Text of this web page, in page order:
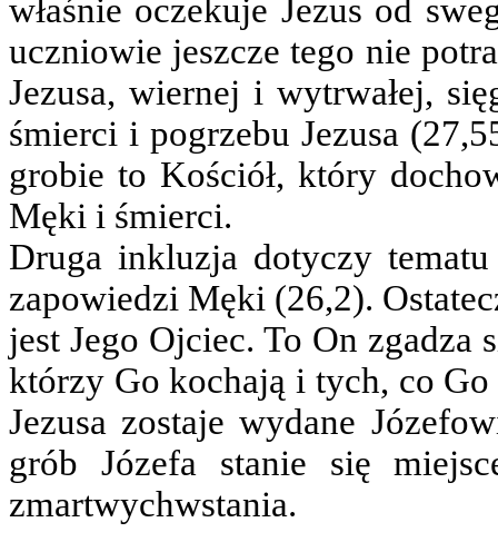
właśnie oczekuje Jezus od
uczniowie jeszcze tego nie
Jezusa, wiernej i wytrwałej,
śmierci i pogrzebu Jezusa
grobie to Kościół, który
Męki i śmierci.
Druga inkluzja dotyczy
zapowiedzi Męki (26,2).
jest Jego Ojciec. To On zgadza
którzy Go kochają i tych, co Go
Jezusa zostaje wydane
grób Józefa stanie się
zmartwychwstania.